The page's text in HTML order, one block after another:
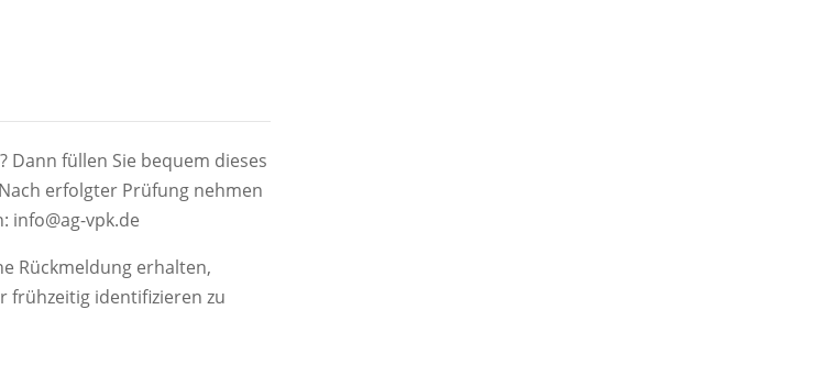
Dann füllen Sie bequem dieses
erfolgter Prüfung nehmen
info@ag-vpk.de
Rückmeldung erhalten,
frühzeitig identifizieren zu